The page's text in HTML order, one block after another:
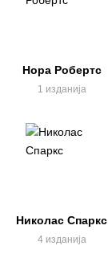
Нора Робертс
1 изданија
Николас Спаркс
4 изданија